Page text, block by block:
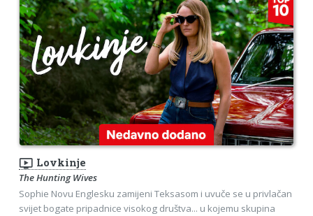
ondemand_video Lovkinje
The Hunting Wives
Sophie Novu Englesku zamijeni Teksasom i uvuče se u privlačan
svijet bogate pripadnice visokog društva... u kojemu skupina